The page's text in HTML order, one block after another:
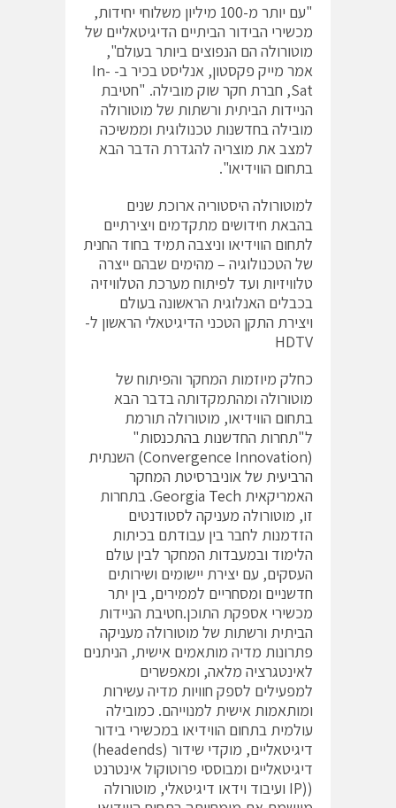
"עם יותר מ-100 מיליון משלוחי יחידות,
מכשירי הבידור הביתיים הדיגיטאליים של
מוטורולה הם הנפוצים ביותר בעולם",
אמר מייק פקסטון, אנליסט בכיר ב- In-
Sat, חברת חקר שוק מובילה. "חטיבת
הניידות הביתית ורשתות של מוטורולה
מובילה בחדשנות טכנולוגית וממשיכה
למצב את מוצריה להגדרת הדבר הבא
בתחום הווידיאו".
למוטורולה היסטוריה ארוכת שנים
בהבאת חידושים מתקדמים ויצירתיים
לתחום הווידיאו וניצבה תמיד בחוד החנית
של הטכנולוגיה – מהימים שבהם ייצרה
טלוויזיות ועד לפיתוח מערכת הטלוויזיה
בכבלים האנלוגית הראשונה בעולם
ויצירת התקן הטכני הדיגיטאלי הראשון ל-
HDTV
כחלק מיוזמות המחקר והפיתוח של
מוטורולה ומהתמקדותה בדבר הבא
בתחום הווידיאו, מוטורולה תורמת
ל"תחרות החדשנות בהתכנסות"
(Convergence Innovation) השנתית
הרביעית של אוניברסיטת המחקר
האמריקאית Georgia Tech
. בתחרות
זו, מוטורולה מעניקה לסטודנטים
הזדמנות לחבר בין עבודתם בכיתות
הלימוד ובמעבדות המחקר לבין עולם
העסקים, עם יצירת יישומים ושירותים
חדשניים ומסחריים לממירים, בין יתר
מכשירי אספקת התוכן.חטיבת הניידות
הביתית ורשתות של מוטורולה מעניקה
פתרונות מדיה מותאמים אישית, הניתנים
לאינטגרציה מלאה, ומאפשרים
למפעילים לספק חוויות מדיה עשירות
ומותאמות אישית למנוייהם. כמובילה
עולמית בתחום הווידיאו במכשירי בידור
דיגיטאליים, מוקדי שידור (headends)
דיגיטאליים ומבוססי פרוטוקול אינטרנט
((IP ועיבוד וידאו דיגיטאלי, מוטורולה